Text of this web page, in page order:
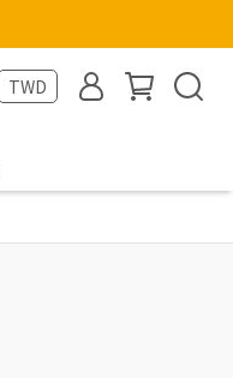
TWD